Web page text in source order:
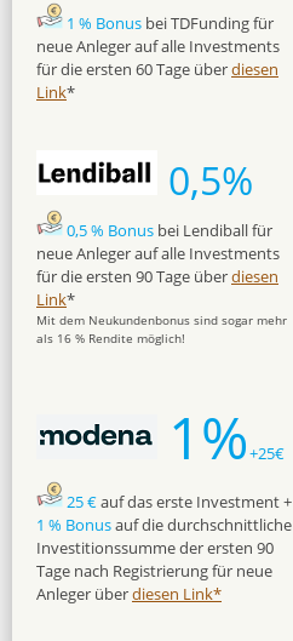
1 % Bonus bei TDFunding für
neue Anleger auf alle Investments
für die ersten 60 Tage überdiesen
Link*
0,5%
0,5 % Bonus bei Lendiball für
neue Anleger auf alle Investments
für die ersten 90 Tage überdiesen
Link*
Mit dem Neukundenbonus sind sogar mehr
als 16 % Rendite möglich!
1%+25€
25 €auf das erste Investment +
1 % Bonusauf die durchschnittliche
Investitionssumme der ersten 90
Tage nach Registrierung für neue
Anleger überdiesen Link*